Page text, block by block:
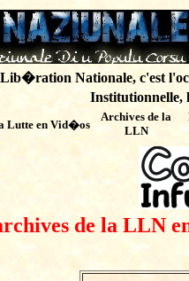
Nationale, c'est
Institutionnelle,
Lutte en Vid�os
Archives de la
LLN
de la LLN